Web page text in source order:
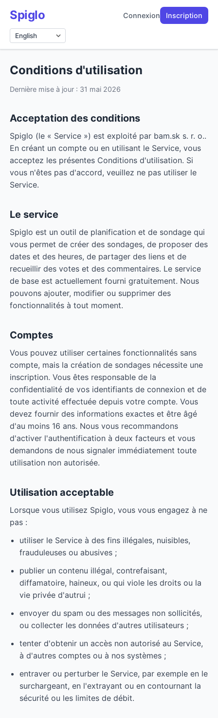
Spiglo Connexion Inscription
Langue
Conditions d'utilisation
Dernière mise à jour : 31 mai 2026
Acceptation des conditions
Spiglo (le « Service ») est exploité par bam.sk s. r. o..
En créant un compte ou en utilisant le Service, vous
acceptez les présentes Conditions d'utilisation. Si
vous n'êtes pas d'accord, veuillez ne pas utiliser le
Service.
Le service
Spiglo est un outil de planification et de sondage qui
vous permet de créer des sondages, de proposer des
dates et des heures, de partager des liens et de
recueillir des votes et des commentaires. Le service
de base est actuellement fourni gratuitement. Nous
pouvons ajouter, modifier ou supprimer des
fonctionnalités à tout moment.
Comptes
Vous pouvez utiliser certaines fonctionnalités sans
compte, mais la création de sondages nécessite une
inscription. Vous êtes responsable de la
confidentialité de vos identifiants de connexion et de
toute activité effectuée depuis votre compte. Vous
devez fournir des informations exactes et être âgé
d'au moins 16 ans. Nous vous recommandons
d'activer l'authentification à deux facteurs et vous
demandons de nous signaler immédiatement toute
utilisation non autorisée.
Utilisation acceptable
Lorsque vous utilisez Spiglo, vous vous engagez à ne
pas :
utiliser le Service à des fins illégales, nuisibles,
frauduleuses ou abusives ;
publier un contenu illégal, contrefaisant,
diffamatoire, haineux, ou qui viole les droits ou la
vie privée d'autrui ;
envoyer du spam ou des messages non sollicités,
ou collecter les données d'autres utilisateurs ;
tenter d'obtenir un accès non autorisé au Service,
à d'autres comptes ou à nos systèmes ;
entraver ou perturber le Service, par exemple en le
surchargeant, en l'extrayant ou en contournant la
sécurité ou les limites de débit.